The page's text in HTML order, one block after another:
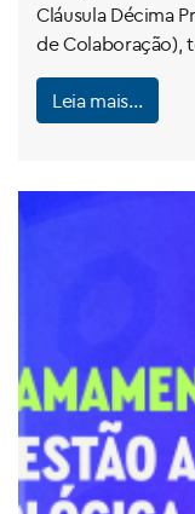
Cláusula Décima
de Colaboração),
Leia mais…